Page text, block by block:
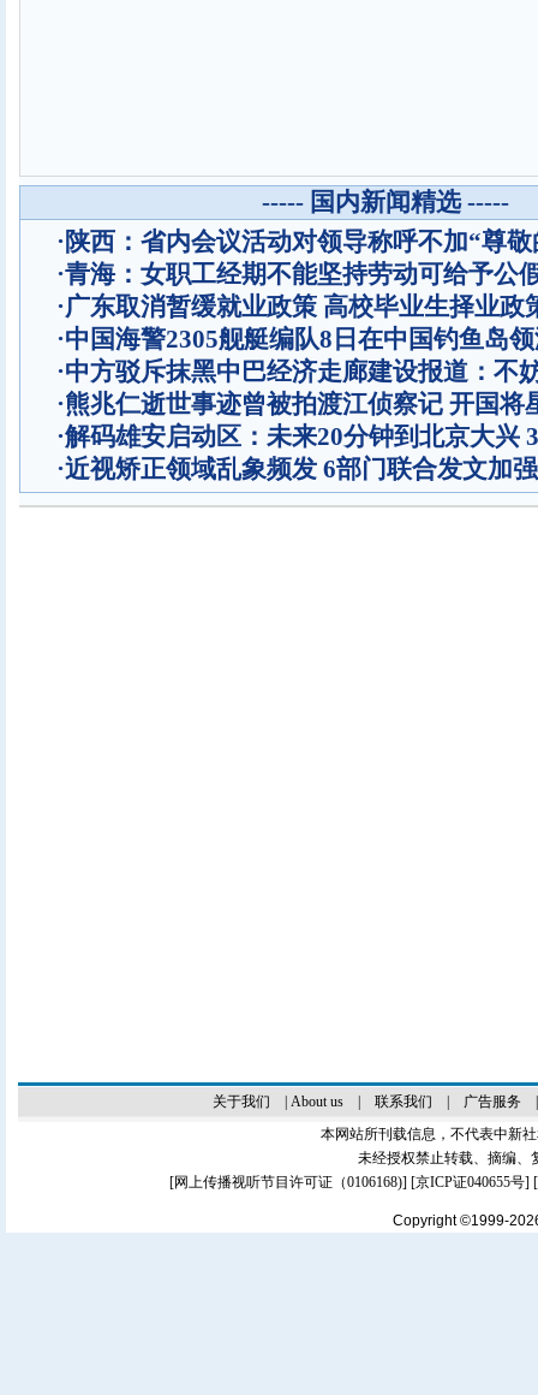
----- 国内新闻精选 -----
·陕西：省内会议活动对领导称呼不加“尊敬
·青海：女职工经期不能坚持劳动可给予公
·广东取消暂缓就业政策 高校毕业生择业政
·中国海警2305舰艇编队8日在中国钓鱼岛
·中方驳斥抹黑中巴经济走廊建设报道：不
·熊兆仁逝世事迹曾被拍渡江侦察记 开国将
·解码雄安启动区：未来20分钟到北京大兴
·近视矫正领域乱象频发 6部门联合发文加
关于我们 About us| 联系我们 广告服务
本网站所刊载信息，不代表中新
未经授权禁止转载、摘编、
[网上传播视听节目许可证（0106168)] [京ICP证040655号]
Copyright ©1999-